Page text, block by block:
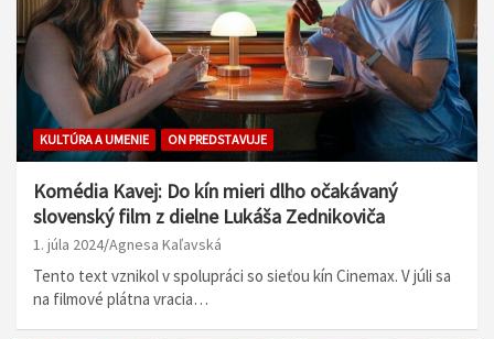
KULTÚRA A UMENIE ON PREDSTAVUJE
Komédia Kavej: Do kín mieri dlho očakávaný
slovenský film z dielne Lukáša Zednikoviča
1. júla 2024 Agnesa Kaľavská
Tento text vznikol v spolupráci so sieťou kín Cinemax. V júli sa
na filmové plátna vracia…